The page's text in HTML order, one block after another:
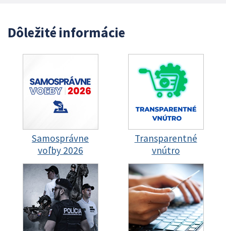
Dôležité informácie
Samosprávne
voľby 2026
Transparentné
vnútro